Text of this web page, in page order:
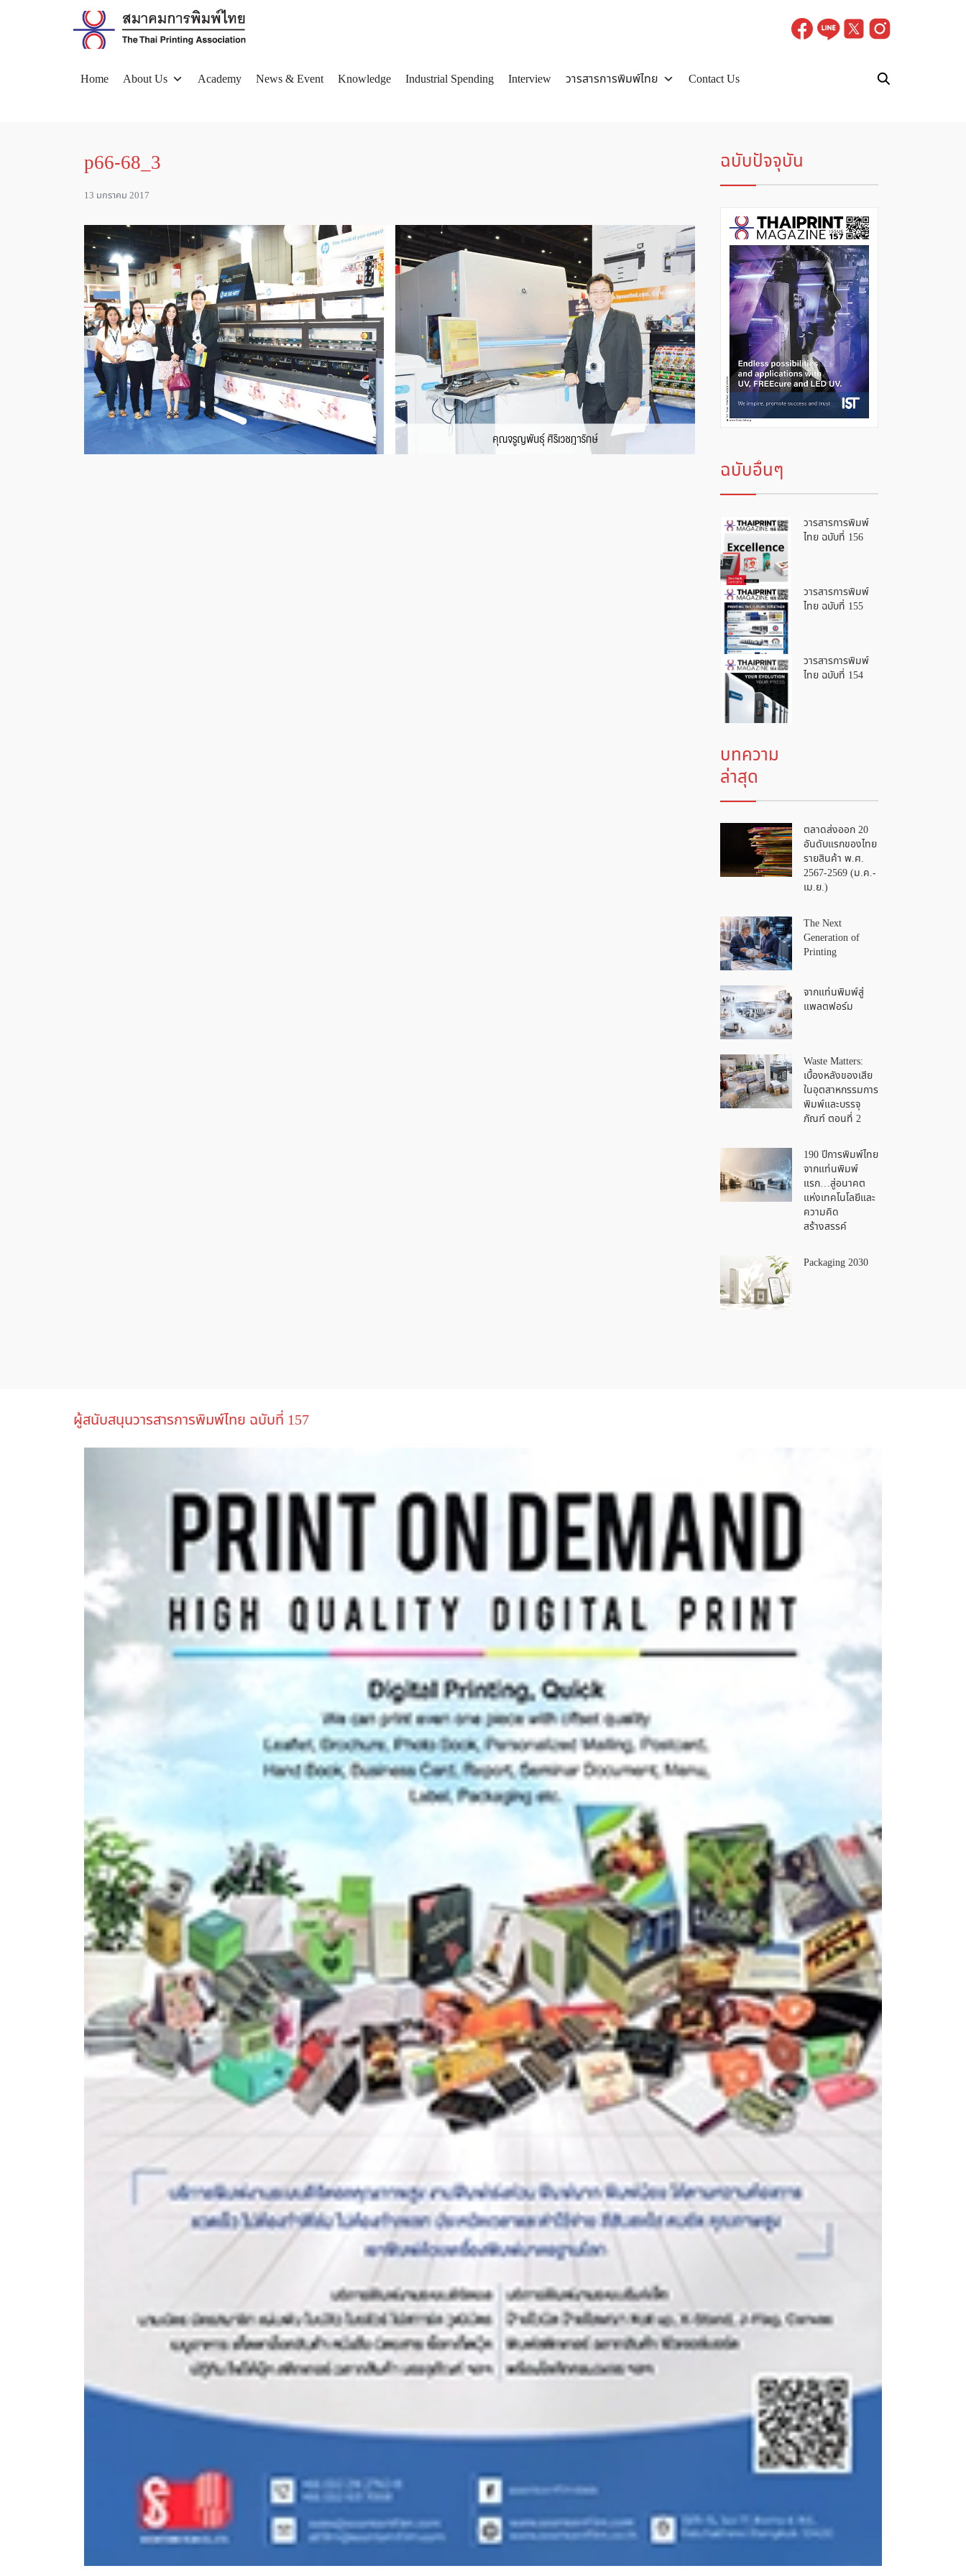
Home About Us Academy News & Event Knowledge Industrial Spending Interview วารสารการพิมพ์ไทย
Contact Us
p66-68_3
13 มกราคม 2017
ฉบับปัจจุบัน
ฉบับอื่นๆ
วารสารการพิมพ์
ไทย ฉบับที่ 156
วารสารการพิมพ์
ไทย ฉบับที่ 155
วารสารการพิมพ์
ไทย ฉบับที่ 154
บทความ
ล่าสุด
ตลาดส่งออก 20
อันดับแรกของไทย
รายสินค้า พ.ศ.
2567-2569 (ม.ค.-
เม.ย.)
The Next
Generation of
Printing
จากแท่นพิมพ์สู่
แพลตฟอร์ม
Waste Matters:
เบื้องหลังของเสีย
ในอุตสาหกรรมการ
พิมพ์และบรรจุ
ภัณฑ์ ตอนที่ 2
190 ปีการพิมพ์ไทย
จากแท่นพิมพ์
แรก…สู่อนาคต
แห่งเทคโนโลยีและ
ความคิด
สร้างสรรค์
Packaging 2030
ผู้สนับสนุนวารสารการพิมพ์ไทย ฉบับที่ 157